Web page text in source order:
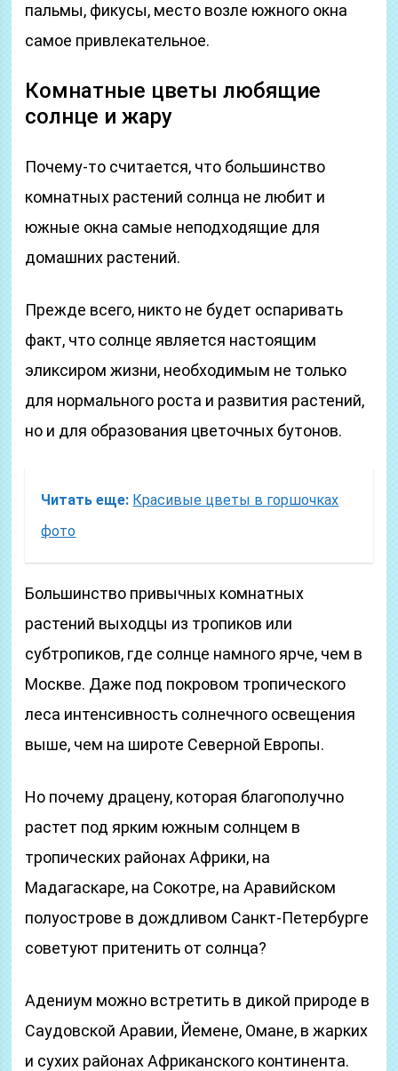
пальмы, фикусы, место возле южного окна
самое привлекательное.
Комнатные цветы любящие
солнце и жару
Почему-то считается, что большинство
комнатных растений солнца не любит и
южные окна самые неподходящие для
домашних растений.
Прежде всего, никто не будет оспаривать
факт, что солнце является настоящим
эликсиром жизни, необходимым не только
для нормального роста и развития растений,
но и для образования цветочных бутонов.
Читать еще: Красивые цветы в горшочках
фото
Большинство привычных комнатных
растений выходцы из тропиков или
субтропиков, где солнце намного ярче, чем в
Москве. Даже под покровом тропического
леса интенсивность солнечного освещения
выше, чем на широте Северной Европы.
Но почему драцену, которая благополучно
растет под ярким южным солнцем в
тропических районах Африки, на
Мадагаскаре, на Сокотре, на Аравийском
полуострове в дождливом Санкт-Петербурге
советуют притенить от солнца?
Адениум можно встретить в дикой природе в
Саудовской Аравии, Йемене, Омане, в жарких
и сухих районах Африканского континента.